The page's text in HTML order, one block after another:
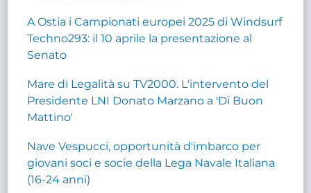
A Ostia i Campionati europei 2025 di Windsurf
Techno293: il 10 aprile la presentazione al
Senato
Mare di Legalità su TV2000. L'intervento del
Presidente LNI Donato Marzano a 'Di Buon
Mattino'
Nave Vespucci, opportunità d'imbarco per
giovani soci e socie della Lega Navale Italiana
(16-24 anni)